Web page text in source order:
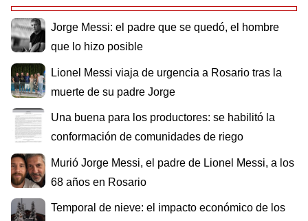
Jorge Messi: el padre que se quedó, el hombre
que lo hizo posible
Lionel Messi viaja de urgencia a Rosario tras la
muerte de su padre Jorge
Una buena para los productores: se habilitó la
conformación de comunidades de riego
Murió Jorge Messi, el padre de Lionel Messi, a los
68 años en Rosario
Temporal de nieve: el impacto económico de los